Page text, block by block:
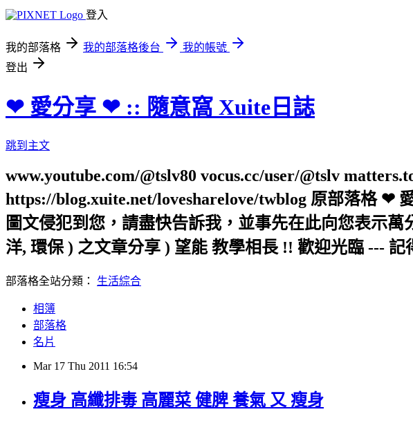
登入
我的部落格 我的部落格後台
我的帳號
登出
❤ 愛分享 ❤ :: 隨意窩 Xuite日誌
跳到主文
www.youtube.com/@tslv80 vocus.cc/user/@tslv
https://blog.xuite.net/lovesharelove/twblog 原部落格 ❤
圖文侵犯到您，請盡快告訴我，並事先在此向您表示
洋, 環保 ) 之文章分享 ) 望能 教學相長 !! 歡迎光臨 ---
部落格全站分類： 生活綜合
相簿
部落格
名片
Mar 17 Thu 2011 16:54
瘦身 高纖排毒 高麗菜 健脾 養氣 又 瘦身